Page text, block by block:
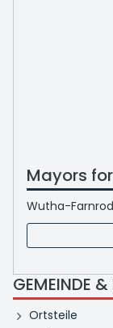
Mayors
Wutha-
GEMEINDE
Ortsteile